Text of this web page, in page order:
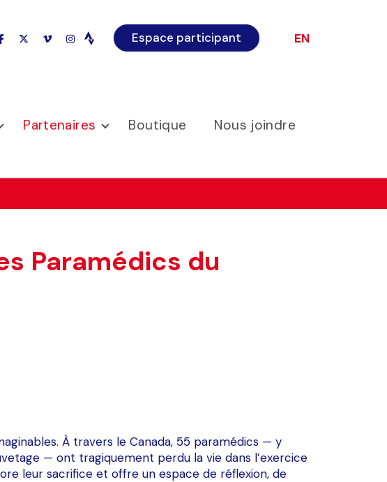
facebookx-twittervimeoinstagram Espace participant EN
Partenaires Boutique Nous joindre
Paramédics du
À travers le Canada, 55 paramédics — y
— ont tragiquement perdu la vie dans l’exercice
leur sacrifice et offre un espace de réflexion, de